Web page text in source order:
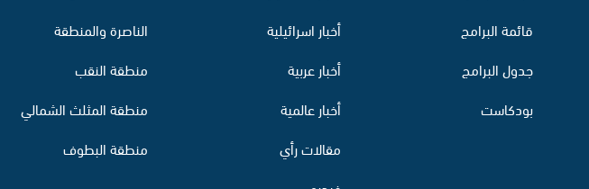
قائمة البرامج
جدول البرامج
بودكاست
أخبار اسرائيلية
أخبار عربية
أخبار عالمية
مقالات رأي
الناصرة والمنطقة
منطقة النقب
منطقة المثلث الشمالي
منطقة البطوف